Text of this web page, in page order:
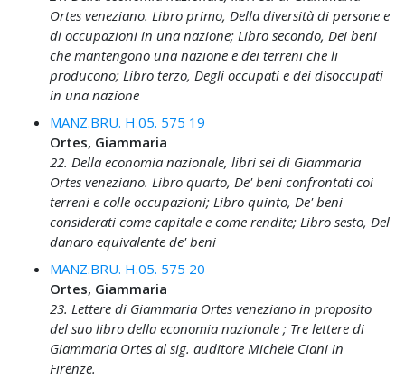
Ortes veneziano. Libro primo, Della diversità di persone e
di occupazioni in una nazione; Libro secondo, Dei beni
che mantengono una nazione e dei terreni che li
producono; Libro terzo, Degli occupati e dei disoccupati
in una nazione
MANZ.BRU. H.05. 575 19
Ortes, Giammaria
22. Della economia nazionale, libri sei di Giammaria
Ortes veneziano. Libro quarto, De' beni confrontati coi
terreni e colle occupazioni; Libro quinto, De' beni
considerati come capitale e come rendite; Libro sesto, Del
danaro equivalente de' beni
MANZ.BRU. H.05. 575 20
Ortes, Giammaria
23. Lettere di Giammaria Ortes veneziano in proposito
del suo libro della economia nazionale ; Tre lettere di
Giammaria Ortes al sig. auditore Michele Ciani in
Firenze.